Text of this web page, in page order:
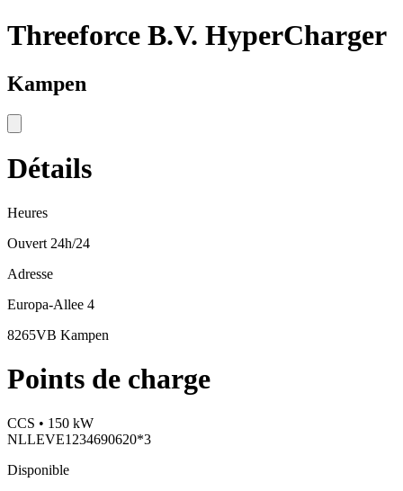
Threeforce B.V. HyperCharger
Kampen
Détails
Heures
Ouvert 24h/24
Adresse
Europa-Allee 4
8265VB Kampen
Points de charge
CCS • 150 kW
NLLEVE1234690620*3
Disponible